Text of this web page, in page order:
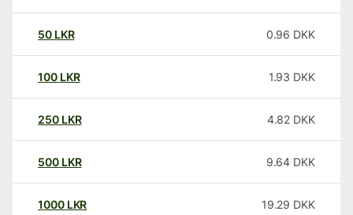
50 LKR 0.96 DKK
100 LKR 1.93 DKK
250 LKR 4.82 DKK
500 LKR 9.64 DKK
1000 LKR 19.29 DKK